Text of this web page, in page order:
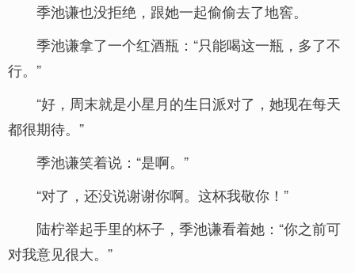
季池谦也没拒绝，跟她一起偷偷去了地窖。
季池谦拿了一个红酒瓶：“只能喝这一瓶，多了不
行。”
“好，周末就是小星月的生日派对了，她现在每天
都很期待。”
季池谦笑着说：“是啊。”
“对了，还没说谢谢你啊。这杯我敬你！”
陆柠举起手里的杯子，季池谦看着她：“你之前可
对我意见很大。”